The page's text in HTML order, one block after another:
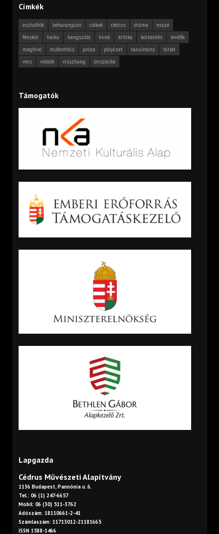
Címkék
asztalfiók beharangozó cikkek cédrus dráma
esszé
fénykör
haiku hangszóló hírek kritika körkérdés
levélfa
meghívó
műfordítás próza pályázat tanulmány
tárlat
vers
videók visszhang önszócikk
Támogatók
Lapgazda
Cédrus Művészeti Alapítvány
1136 Budapest, Pannónia u. 6.
Tel.: 06 (1) 247-6657
Mobil: 06 (30) 511-3762
Adószám: 18110661-2-41
Számlaszám: 11713012-21181665
ISSN 1588-1466